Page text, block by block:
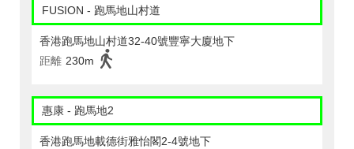
FUSION - 跑馬地山村道
香港跑馬地山村道32-40號豐寧大廈地下
距離 230m
惠康 - 跑馬地2
香港跑馬地載德街雅怡閣2-4號地下